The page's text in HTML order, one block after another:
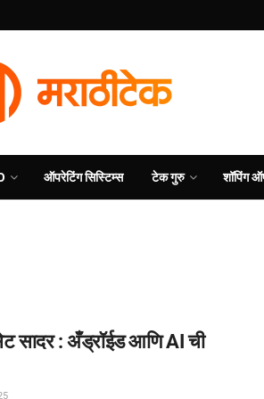
ऑपरेटिंग सिस्टिम्स टेक गुरु शॉपिंग
सादर : अँड्रॉईड आणि AI ची